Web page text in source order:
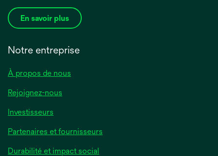
En savoir plus
Notre entreprise
À propos de nous
Rejoignez-nous
Investisseurs
Partenaires et fournisseurs
Durabilité et impact social